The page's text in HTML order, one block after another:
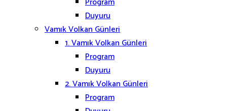
Duyuru
Vamık Volkan Günleri
1. Vamık Volkan Günleri
Program
Duyuru
2. Vamık Volkan Günleri
Program